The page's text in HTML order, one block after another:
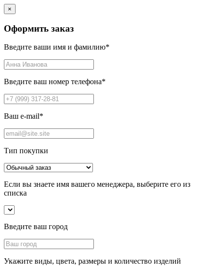
×
Оформить заказ
Введите ваши имя и фамилию*
Введите ваш номер телефона*
Ваш e-mail*
Тип покупки
Если вы знаете имя вашего менеджера, выберите его из
списка
Введите ваш город
Укажите виды, цвета, размеры и количество изделий